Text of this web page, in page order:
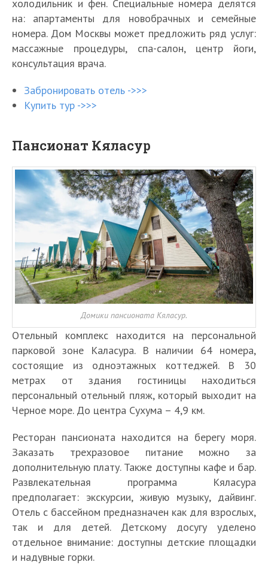
холодильник и фен. Специальные номера делятся
на: апартаменты для новобрачных и семейные
номера. Дом Москвы может предложить ряд услуг:
массажные процедуры, спа-салон, центр йоги,
консультация врача.
Забронировать отель ->>>
Купить тур ->>>
Пансионат Кяласур
Домики пансионата Кяласур.
Отельный комплекс находится на персональной
парковой зоне Каласура. В наличии 64 номера,
состоящие из одноэтажных коттеджей. В 30
метрах от здания гостиницы находиться
персональный отельный пляж, который выходит на
Черное море. До центра Сухума – 4,9 км.
Ресторан пансионата находится на берегу моря.
Заказать трехразовое питание можно за
дополнительную плату. Также доступны кафе и бар.
Развлекательная программа Кяласура
предполагает: экскурсии, живую музыку, дайвинг.
Отель с бассейном предназначен как для взрослых,
так и для детей. Детскому досугу уделено
отдельное внимание: доступны детские площадки
и надувные горки.